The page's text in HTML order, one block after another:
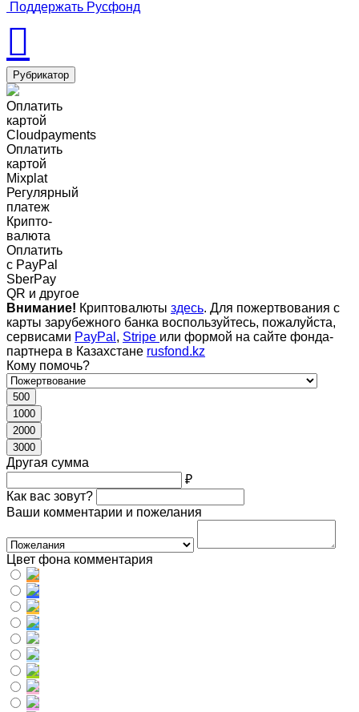
Поддержать Русфонд
Рубрикатор
Оплатить
картой
Cloudpayments
Оплатить
картой
Mixplat
Регулярный
платеж
Крипто-
валюта
Оплатить
c PayPal
SberPay
QR и другое
Внимание! Криптовалюты здесь. Для пожертвования с
карты зарубежного банка воспользуйтесь, пожалуйста,
сервисами PayPal , Stripe или формой на сайте фонда-
партнера в Казахстане rusfond.kz
Кому помочь?
500
1000
2000
3000
Другая сумма
₽
Как вас зовут?
Ваши комментарии и пожелания
Цвет фона комментария